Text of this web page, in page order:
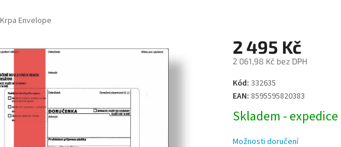
Krpa Envelope
2 495 Kč
2 061,98 Kč bez DPH
Měrná
cena:
Kód: 332635
EAN: 8595595820383
Skladem -
Možnosti doručení